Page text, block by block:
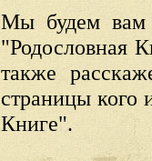
Мы будем вам
"Родословная
также
страницы кого
Книге".